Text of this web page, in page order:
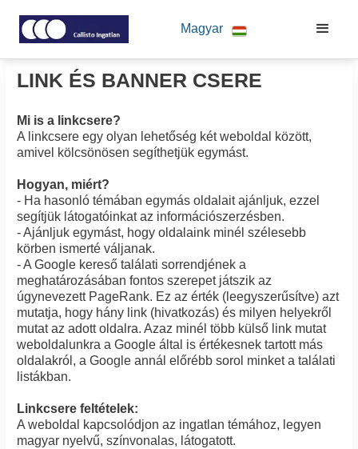
Magyar
LINK ÉS BANNER CSERE
Mi is a linkcsere?
A linkcsere egy olyan lehetőség két weboldal között,
amivel kölcsönösen segíthetjük egymást.
Hogyan, miért?
- Ha hasonló témában egymás oldalait ajánljuk, ezzel
segítjük látogatóinkat az információszerzésben.
- Ajánljuk egymást, hogy oldalaink minél szélesebb
körben ismerté váljanak.
- A Google kereső találati sorrendjének a
meghatározásában fontos szerepet játszik az
úgynevezett PageRank. Ez az érték (leegyszerűsítve) azt
mutatja, hogy hány link (hivatkozás) és milyen helyekről
mutat az adott oldalra. Azaz minél több külső link mutat
weboldalunkra a Google által is értékesnek tartott más
oldalakról, a Google annál előrébb sorol minket a találati
listákban.
Linkcsere feltételek:
A weboldal kapcsolódjon az ingatlan témához, legyen
magyar nyelvű, színvonalas, látogatott.